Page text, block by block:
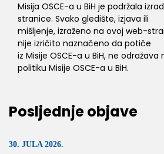
Misija OSCE-a u BiH je podržala
stranice. Svako gledište, izjava ili
mišljenje, izraženo na ovoj web-
nije izričito naznačeno da potiče
iz Misije OSCE-a u BiH, ne
politiku Misije OSCE-a u BiH.
Posljednje objave
30. JULA 2026.